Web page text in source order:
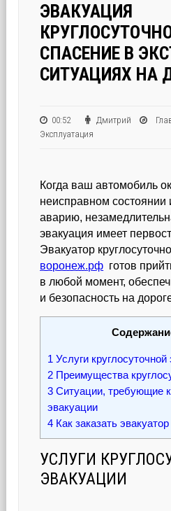
ЭВАКУАЦИЯ
СПАСЕНИЕ В
СИТУАЦИЯХ НА
00:52 Дмитрий
Эксплуатация
Когда ваш автомобиль
неисправном состоянии
аварию,
эвакуация имеет
Эвакуатор круглосуточно
воронеж.рф готов
в любой момент,
и безопасность на
1 Услуги круглосуточной
2 Преимущества
3 Ситуации, требующие
эвакуации
4 Как заказать
УСЛУГИ
ЭВАКУАЦИИ